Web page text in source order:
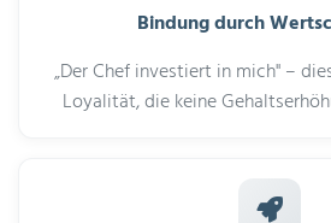
Bindung durch
„Der Chef investiert in mich" –
Loyalität, die keine